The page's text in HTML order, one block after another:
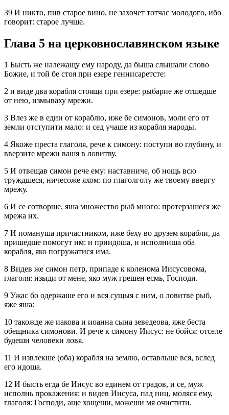
39 И никто, пив старое вино, не захочет тотчас молодого, ибо
говорит: старое лучше.
Глава 5 на церковнославянском языке
1 Бысть же належащу ему народу, да быша слышали слово
Божие, и той бе стоя при езере геннисаретсте:
2 и виде два корабля стояща при езере: рыбарие же отшедше
от нею, измываху мрежи.
3 Влез же в един от кораблю, иже бе симонов, моли его от
земли отступити мало: и сед учаше из корабля народы.
4 Якоже преста глаголя, рече к симону: поступи во глубину, и
вверзите мрежи вашя в ловитву.
5 И отвещав симон рече ему: наставниче, об нощь всю
труждшеся, ничесоже яхом: по глаголголу же твоему ввергу
мрежу.
6 И се сотворше, яша множество рыб много: протерзашеся же
мрежа их.
7 И помануша причастником, иже беху во друзем корабли, да
пришедше помогут им: и приидоша, и исполниша оба
корабля, яко погружатися има.
8 Видев же симон петр, припаде к коленома Иисусовома,
глаголя: изыди от мене, яко муж грешен есмь, Господи.
9 Ужас бо одержаше его и вся сущыя с ним, о ловитве рыб,
яже яша:
10 такожде же иакова и иоанна сына зеведеова, яже беста
обещника симонови. И рече к симону Иисус: не бойся: отселе
будеши человеки ловя.
11 И извлекше (оба) корабля на землю, оставльше вся, вслед
его идоша.
12 И бысть егда бе Иисус во единем от градов, и се, муж
исполнь прокажения: и видев Иисуса, пад ниц, моляся ему,
глаголя: Господи, аще хощеши, можеши мя очистити.